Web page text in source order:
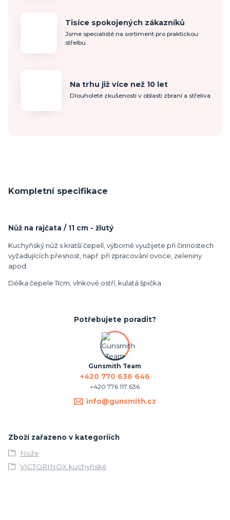
Tisíce spokojených zákazníků
Jsme specialisté na sortiment pro praktickou
střelbu
Na trhu již více než 10 let
Dlouholeté zkušenosti v oblasti zbraní a střeliva
Kompletní specifikace
Nůž na rajčata / 11 cm - žlutý
Kuchyňský nůž s kratší čepelí, výborně využijete při činnostech
vyžadujících přesnost, např. při zpracování ovoce, zeleniny
apod.
Délka čepele 11cm, vlnkové ostří, kulatá špička.
Potřebujete poradit?
Gunsmith Team
+420 770 636 646
+420 776 117 636
info@gunsmith.cz
Zboží zařazeno v kategoriích
Nože
VICTORINOX kuchyňské